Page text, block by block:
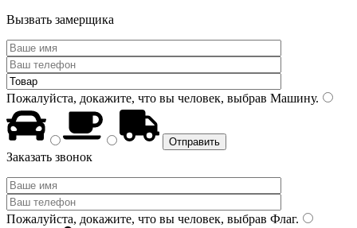
Вызвать замерщика
Пожалуйста, докажите, что вы человек, выбрав Машину.
Заказать звонок
Пожалуйста, докажите, что вы человек, выбрав Флаг.